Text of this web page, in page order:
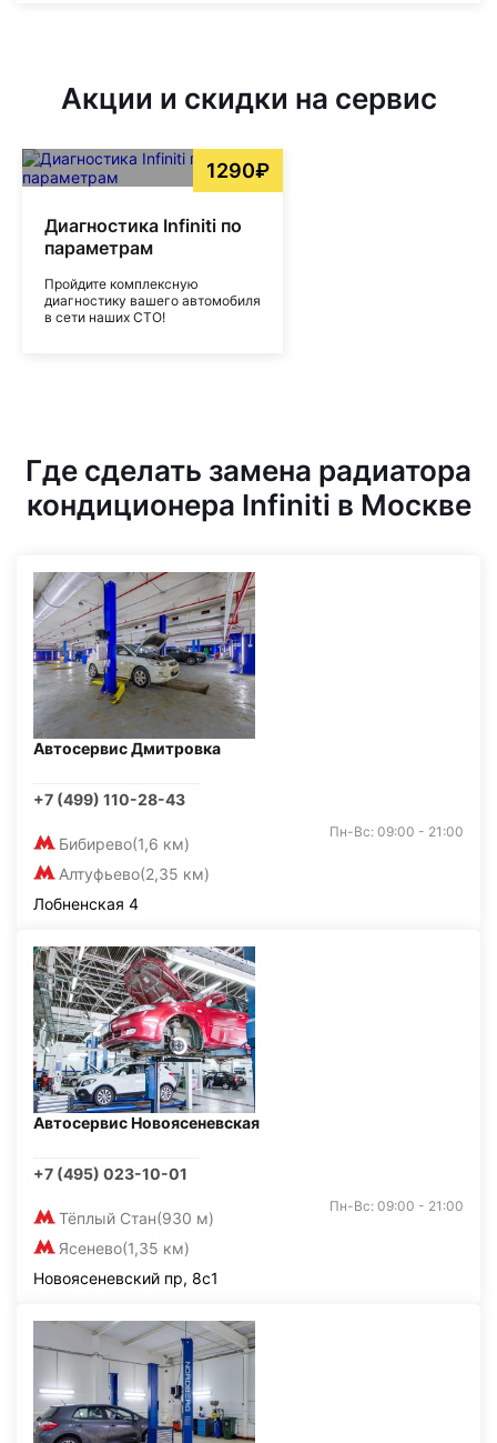
Акции и скидки на сервис
1290₽
Диагностика Infiniti по
параметрам
Пройдите комплексную
диагностику вашего автомобиля
в сети наших СТО!
Где сделать замена радиатора
кондиционера Infiniti в Москве
Автосервис Дмитровка
+7 (499) 110-28-43
Бибирево(1,6 км)
Алтуфьево(2,35 км)
Пн-Вс: 09:00 - 21:00
Лобненская 4
Автосервис Новоясеневская
+7 (495) 023-10-01
Тёплый Стан(930 м)
Ясенево(1,35 км)
Пн-Вс: 09:00 - 21:00
Новоясеневский пр, 8с1